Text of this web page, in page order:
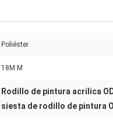
Poliéster
18M M
Rodillo de pintura acrílica
siesta de rodillo de pintura